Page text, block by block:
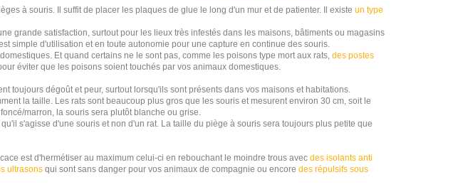
à souris. Il suffit de placer les plaques de glue le long d'un mur et de patienter. Il existe un type
grande satisfaction, surtout pour les lieux très infestés dans les maisons, bâtiments ou magasins
simple d'utilisation et en toute autonomie pour une capture en continue des souris.
Et quand certains ne le sont pas, comme les poisons type mort aux rats, des postes
éviter que les poisons soient touchés par vos animaux domestiques.
toujours dégoût et peur, surtout lorsqu'ils sont présents dans vos maisons et habitations.
la taille. Les rats sont beaucoup plus gros que les souris et mesurent environ 30 cm, soit le
marron, la souris sera plutôt blanche ou grise.
s'agisse d'une souris et non d'un rat. La taille du piège à souris sera toujours plus petite que
est d'hermétiser au maximum celui-ci en rebouchant le moindre trous avec des isolants anti
ultrasonsqui sont sans danger pour vos animaux de compagnie ou encore des répulsifs sous